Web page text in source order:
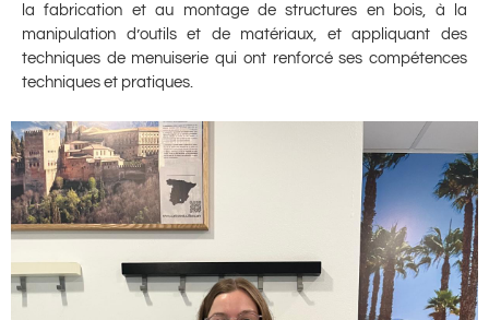
la fabrication et au montage de structures en bois, à la
manipulation d’outils et de matériaux, et appliquant des
techniques de menuiserie qui ont renforcé ses compétences
techniques et pratiques.